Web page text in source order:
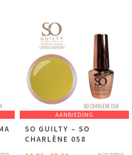
AANBIEDING
SO GUILTY – SO
CHARLÈNE 058